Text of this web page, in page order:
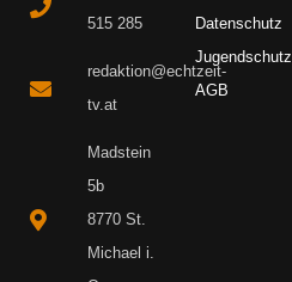
515 285
redaktion@echtzeit-
tv.at
Madstein
5b
8770 St.
Michael i.
Datenschutz
Jugendschutz
AGB